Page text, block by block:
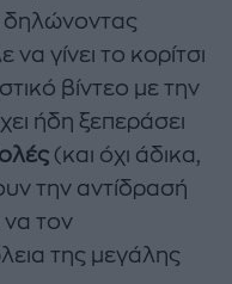
δηλώνοντας
γίνει το κορίτσι
βίντεο με την
ήδη ξεπεράσει
(και όχι άδικα,
την αντίδρασή
τον
της μεγάλης